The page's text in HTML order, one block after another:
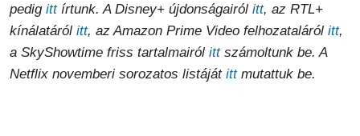
pedig ittírtunk. A Disney+ újdonságairól itt, az RTL+
kínálatáról itt, az Amazon Prime Video felhozataláról itt,
a SkyShowtime friss tartalmairól ittszámoltunk be. A
Netflix novemberi sorozatos listáját ittmutattuk be.